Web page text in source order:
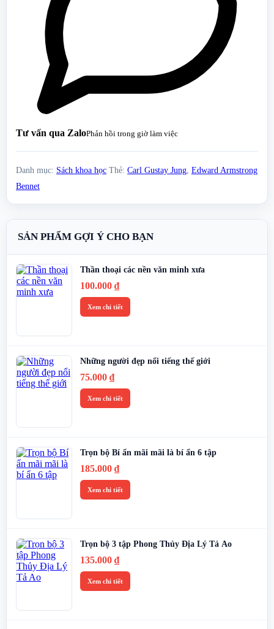
Tư vấn qua ZaloPhản hồi trong giờ làm việc
Danh mục: Sách khoa học Thẻ: Carl Gustay Jung Edward Armstrong
Bennet
SẢN PHẨM GỢI Ý CHO BẠN
Thần thoại các nền văn minh xưa
100.000 ₫
Xem chi tiết
Những người đẹp nổi tiếng thế giới
75.000 ₫
Xem chi tiết
Trọn bộ Bí ẩn mãi mãi là bí ẩn 6 tập
185.000 ₫
Xem chi tiết
Trọn bộ 3 tập Phong Thủy Địa Lý Tả Ao
135.000 ₫
Xem chi tiết